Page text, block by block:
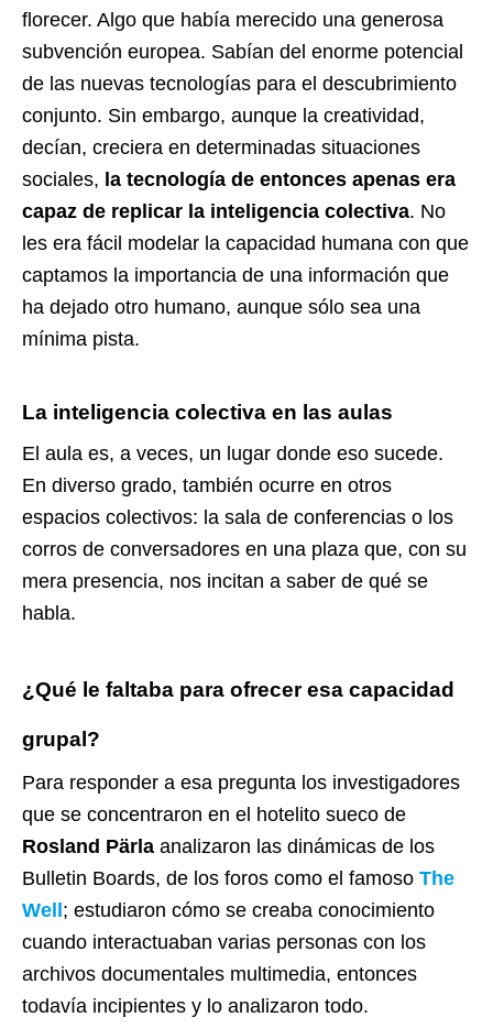
florecer. Algo que había merecido una generosa
subvención europea. Sabían del enorme potencial
de las nuevas tecnologías para el descubrimiento
conjunto. Sin embargo, aunque la creatividad,
decían, creciera en determinadas situaciones
sociales, la tecnología de entonces apenas era
capaz de replicar la inteligencia colectiva. No
les era fácil modelar la capacidad humana con que
captamos la importancia de una información que
ha dejado otro humano, aunque sólo sea una
mínima pista.
La inteligencia colectiva en las aulas
El aula es, a veces, un lugar donde eso sucede.
En diverso grado, también ocurre en otros
espacios colectivos: la sala de conferencias o los
corros de conversadores en una plaza que, con su
mera presencia, nos incitan a saber de qué se
habla.
¿Qué le faltaba para ofrecer esa capacidad
grupal?
Para responder a esa pregunta los investigadores
que se concentraron en el hotelito sueco de
Rosland Pärla analizaron las dinámicas de los
Bulletin Boards, de los foros como el famoso The
Well; estudiaron cómo se creaba conocimiento
cuando interactuaban varias personas con los
archivos documentales multimedia, entonces
todavía incipientes y lo analizaron todo.